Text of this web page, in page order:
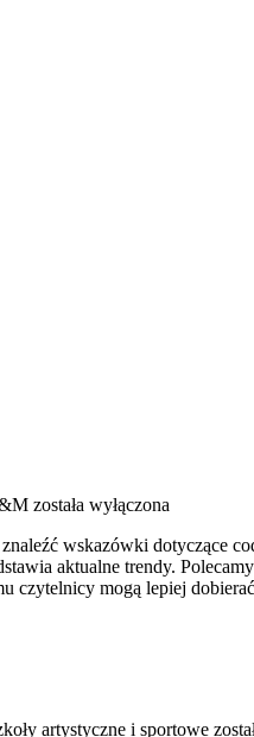
została wyłączona
wskazówki dotyczące
aktualne trendy.
czytelnicy mogą lepiej
artystyczne i sportowe